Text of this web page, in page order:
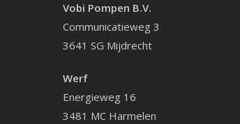
Vobi Pompen B.V.
Communicatieweg 3
3641 SG Mijdrecht
Werf
Energieweg 16
3481 MC Harmelen